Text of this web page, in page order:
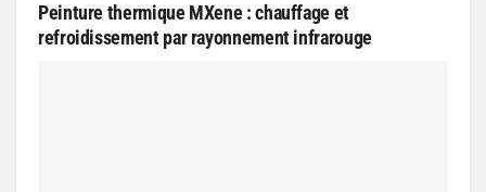
Peinture thermique MXene : chauffage et
refroidissement par rayonnement infrarouge